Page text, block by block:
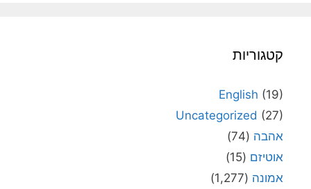
קטגוריות
English (19)
Uncategorized (27)
אהבה (74)
אוטיזם (15)
אמונה (1,277)